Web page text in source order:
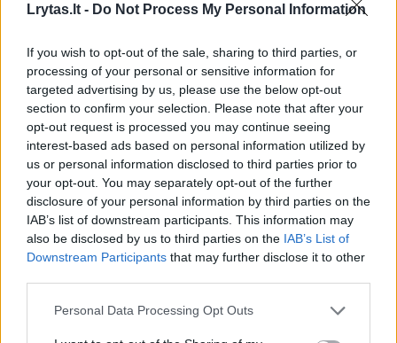
Lrytas.lt - Do Not Process My Personal Information
If you wish to opt-out of the sale, sharing to third parties, or
processing of your personal or sensitive information for
targeted advertising by us, please use the below opt-out
section to confirm your selection. Please note that after your
opt-out request is processed you may continue seeing
interest-based ads based on personal information utilized by
us or personal information disclosed to third parties prior to
your opt-out. You may separately opt-out of the further
disclosure of your personal information by third parties on the
IAB’s list of downstream participants. This information may
also be disclosed by us to third parties on the IAB’s List of
Downstream Participants that may further disclose it to other
Personal Data Processing Opt Outs
kumščiais. R.Šimašiui teko įsivelti į žodžių
karą.
Laimėjo. Nors net premjerė Ingrida Šimonytė
buvo pareiškusi, kad jei R.Šimašiaus istorija
nutiktų kuriam nors Vyriausybės nariui, jis
darbo Vyriausybėje tęsti negalėtų.
Prie sostinės Kalėdų eglės apsilankiusi
vilnietė liko šokiruota: teigė, kad tai matė
pirmą kartą